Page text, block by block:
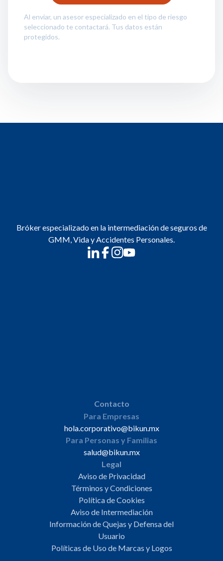
Al enviar, un asesor especializado en el tipo de riesgo
seleccionado te contactará. Tus datos están
protegidos.
Bróker especializado en la intermediación de seguros de
GMM, Vida y Accidentes Personales.
Contacto
Para Empresas
hola.corporativo@bikun.mx
Para Personas y Familias
salud@bikun.mx
Legal
Aviso de Privacidad
Términos y Condiciones
Política de Cookies
Aviso de Intermediación
Información de Quejas y Defensa del
Usuario
Políticas de Uso de Marcas y Logos